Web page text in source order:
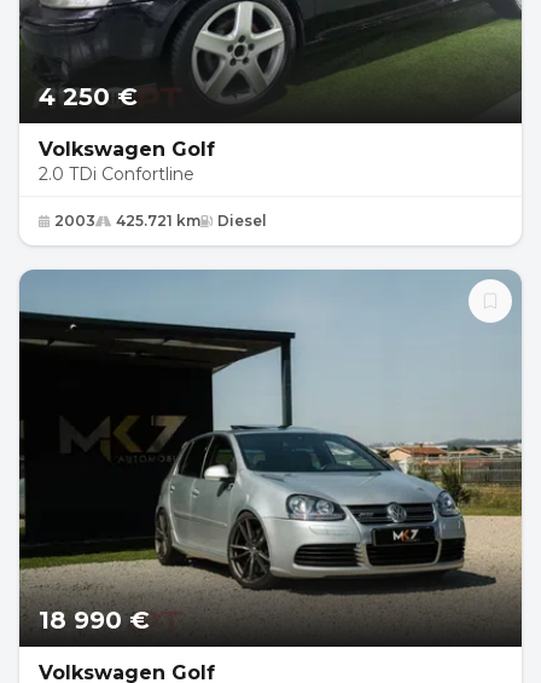
4 250 €
Volkswagen Golf
2.0 TDi Confortline
2003 425.721 km Diesel
18 990 €
Volkswagen Golf